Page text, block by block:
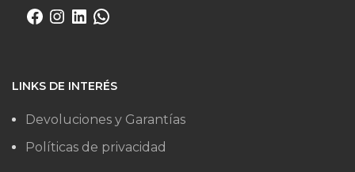
LINKS DE INTERÉS
Devoluciones y Garantías
Políticas de privacidad